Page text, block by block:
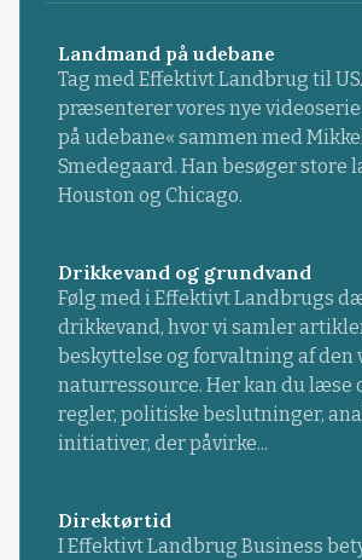
Landmand på udebane
Tag med Effektivt Landbrug til
præsenterer vores nye
på udebane« sammen med
Smedegaard. Han besøger store
Houston og Chicago.
Drikkevand og grundvand
Følg med i Effektivt Landbrugs
drikkevand, hvor vi samler
beskyttelse og forvaltning af den
naturressource. Her kan du læse
regler, politiske beslutninger,
initiativer, der påvirke...
Direktørtid
I Effektivt Landbrug Business